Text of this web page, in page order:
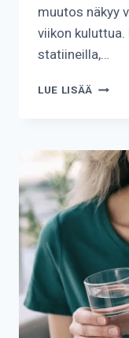
muutos näkyy
viikon
statiineilla,…
LUE LISÄÄ KUINKA